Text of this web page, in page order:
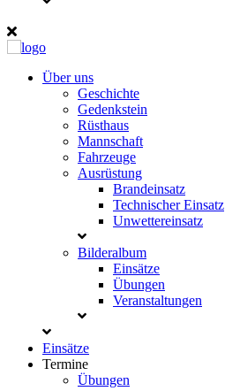
Über uns
Geschichte
Gedenkstein
Rüsthaus
Mannschaft
Fahrzeuge
Ausrüstung
Brandeinsatz
Technischer Einsatz
Unwettereinsatz
Bilderalbum
Einsätze
Übungen
Veranstaltungen
Einsätze
Termine
Übungen